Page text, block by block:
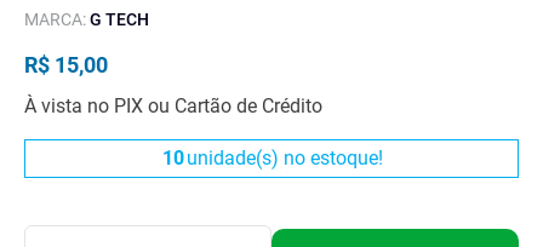
MARCA:G TECH
R$ 15,00
À vista no PIX ou Cartão de Crédito
10unidade(s) no estoque!
3º
andadores
4º
imobilizador joelho
5º
bota imobilizadora
6º
cadeira rodas agile
7º
meia antitrombo
8º
andador